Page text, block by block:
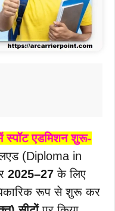
स्पॉट एडमिशन शुरू-
(Diploma in
2025–27 के लिए
रूप से शुरू कर